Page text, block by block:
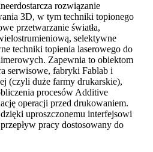
rozwiązanie
3D, w tym techniki topionego
przetwarzanie światła,
selektywne
techniki topienia laserowego do
Zapewnia to obiektom
serwisowe, fabryki Fablab i
(czyli duże farmy drukarskie),
procesów Additive
operacji przed drukowaniem.
uproszczonemu interfejsowi
pracy dostosowany do